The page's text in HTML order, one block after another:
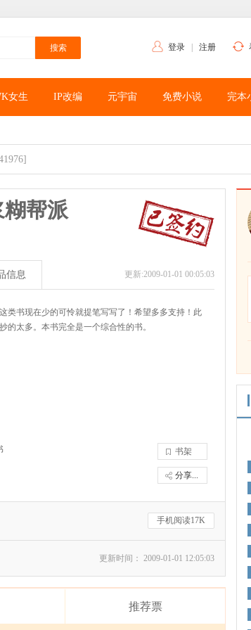
登录 注册
女生 IP改编 元宇宙 免费小说 完本
帮派
更新:2009-01-01 00:05:03
信息
类书现在少的可怜就提笔写写了！希望多多支持！此
的太多。本书完全是一个综合性的书。
书架
分享...
手机阅读17K
更新时间： 2009-01-01 12:05:03
推荐票